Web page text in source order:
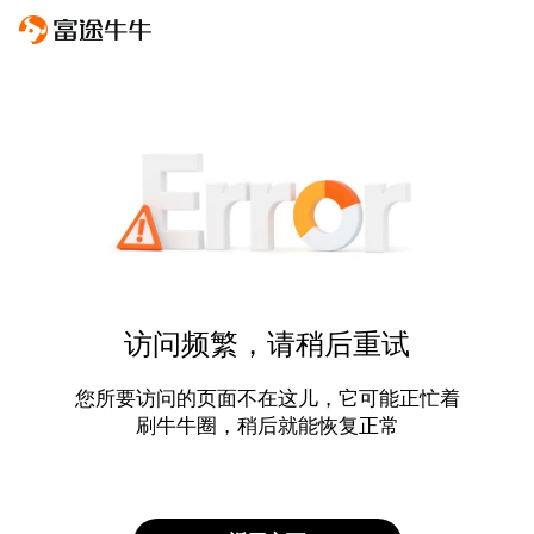
访问频繁，请稍后重试
您所要访问的页面不在这儿，它可能正忙着
刷牛牛圈，稍后就能恢复正常